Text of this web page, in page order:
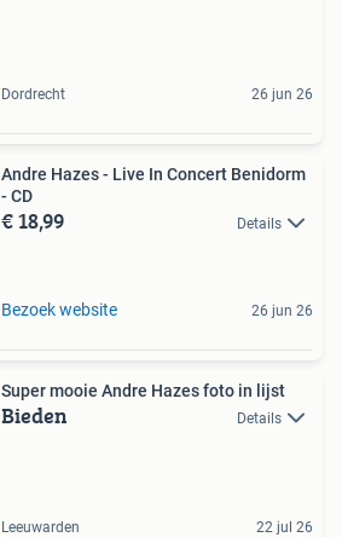
Dordrecht 26 jun 26
Andre Hazes - Live In Concert Benidorm
- CD
€ 18,99 Details
Bezoek website 26 jun 26
Super mooie Andre Hazes foto in lijst
Bieden Details
Leeuwarden 22 jul 26